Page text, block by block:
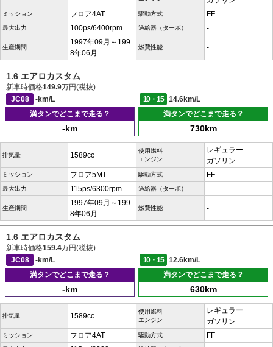
ミッション フロア4AT 駆動方式 FF
最大出力 100ps/6400rpm 過給器（ターボ） -
生産期間
1997年09月～199
8年06月
燃費性能 -
1.6 エアロカスタム
新車時価格149.9万円(税抜)
JC08
-km/L 10・15
14.6km/L
満タンでどこまで走る？
-km
満タンでどこまで走る？
730km
排気量 1589cc
使用燃料
エンジン
レギュラー
ガソリン
ミッション フロア5MT 駆動方式 FF
最大出力 115ps/6300rpm 過給器（ターボ） -
生産期間
1997年09月～199
8年06月
燃費性能 -
1.6 エアロカスタム
新車時価格159.4万円(税抜)
JC08
-km/L 10・15
12.6km/L
満タンでどこまで走る？
-km
満タンでどこまで走る？
630km
排気量 1589cc
使用燃料
エンジン
レギュラー
ガソリン
ミッション フロア4AT 駆動方式 FF